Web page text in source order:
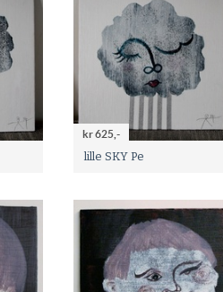
kr 625,-
lille SKY Pe